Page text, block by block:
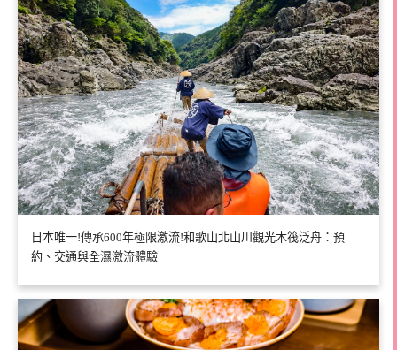
日本唯一!傳承600年極限激流!和歌山北山川觀光木筏泛舟：預
約、交通與全濕激流體驗